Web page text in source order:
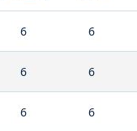
6 6
6 6
6 6